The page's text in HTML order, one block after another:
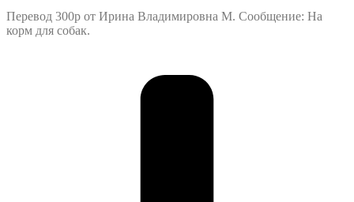
Перевод 300р от Ирина Владимировна М. Сообщение: На
корм для собак.